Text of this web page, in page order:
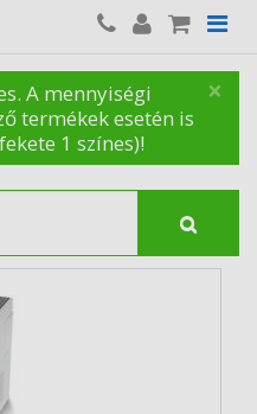
×
A mennyiségi
termékek esetén is
1 színes)!